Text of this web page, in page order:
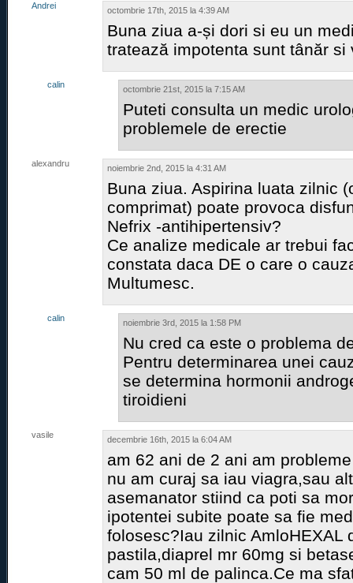
Andrei octombrie 17th, 2015 la 4:39 AM
Buna ziua a-și dori si eu un
tratează impotenta sunt tânăr si
calin octombrie 21st, 2015 la 7:15 AM
Puteti consulta un medic
problemele de erectie
alexandru noiembrie 2nd, 2015 la 4:31 AM
Buna ziua. Aspirina luata zilnic
comprimat) poate provoca
Nefrix -antihipertensiv?
Ce analize medicale ar trebui
constata daca DE o care o
Multumesc.
calin noiembrie 3rd, 2015 la 1:58 PM
Nu cred ca este o problema
Pentru determinarea unei
se determina hormonii
tiroidieni
vasile decembrie 16th, 2015 la 6:04 AM
am 62 ani de 2 ani am
nu am curaj sa iau viagra,sau
asemanator stiind ca poti sa
ipotentei subite poate sa fie
folosesc?Iau zilnic AmloHEXAL
pastila,diaprel mr 60mg si
cam 50 ml de palinca.Ce ma